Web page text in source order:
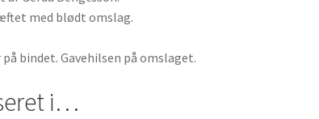
med blødt omslag.
bindet. Gavehilsen på omslaget.
i…